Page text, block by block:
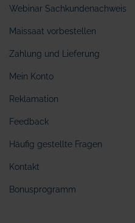
Webinar Sachkundenachweis
Maissaat vorbestellen
Zahlung und Lieferung
Mein Konto
Reklamation
Feedback
Häufig gestellte Fragen
Kontakt
Bonusprogramm